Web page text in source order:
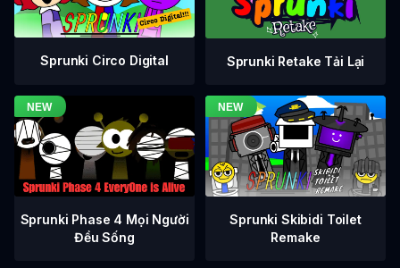
Sprunki Circo Digital Sprunki Retake Tải Lại
Sprunki Phase 4 Mọi Người
Đều Sống
Sprunki Skibidi Toilet
Remake